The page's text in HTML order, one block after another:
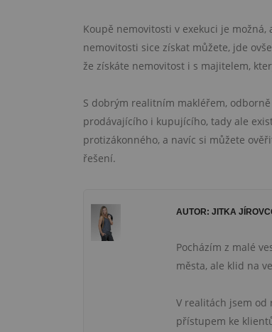
Koupě nemovitosti v exekuci je
nemovitosti sice získat můžete, jde
že získáte nemovitost i s majitelem,
S dobrým realitním makléřem,
prodávajícího i kupujícího, tady ale
protizákonného, a navíc si můžete
řešení.
AUTOR: JITKA
Pocházím z malé
města, ale klid na
V realitách jsem
přístupem ke